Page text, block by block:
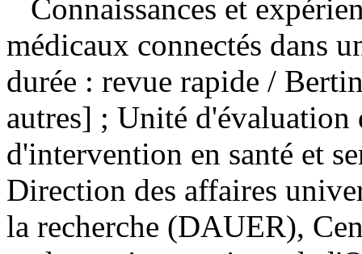
Connaissances et
médicaux connectés dans
durée : revue rapide /
autres] ; Unité d'évaluation
d'intervention en santé et
Direction des affaires
la recherche (DAUER),